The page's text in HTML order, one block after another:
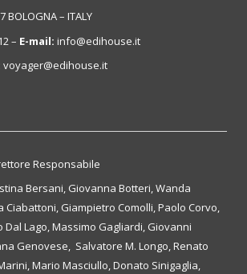
BOLOGNA – ITALY
– E-mail: info@edihouse.it
voyager@edihouse.it
Responsabile
Bersani, Giovanna Botteri, Wanda
Ciabattoni, Giampietro Comolli, Paolo Corvo,
Dal Lago, Massimo Gagliardi, Giovanni
Genovese, Salvatore M. Longo, Renato
Mario Masciullo, Donato Sinigaglia,